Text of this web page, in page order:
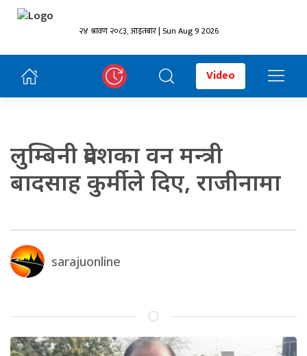
२४ श्रावण २०८३, आइतबार | Sun Aug 9 2026
Video
लुम्बिनी प्रदेशका वन मन्त्री
बादसाह कुर्मीले दिए, राजीनामा
sarajuonline